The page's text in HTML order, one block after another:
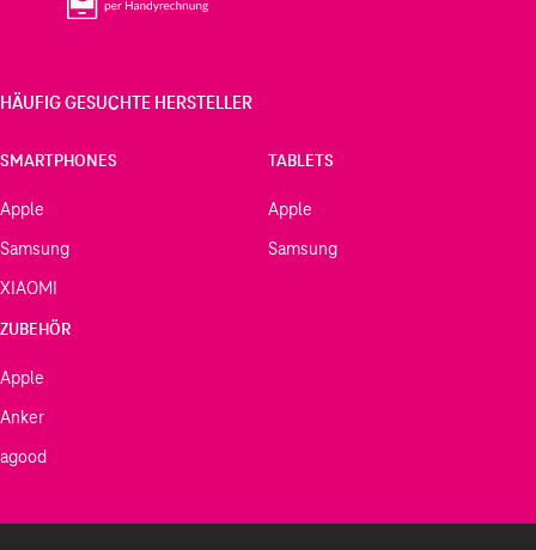
HÄUFIG GESUCHTE HERSTELLER
SMARTPHONES
Apple
Samsung
XIAOMI
TABLETS
Apple
Samsung
ZUBEHÖR
Apple
Anker
agood